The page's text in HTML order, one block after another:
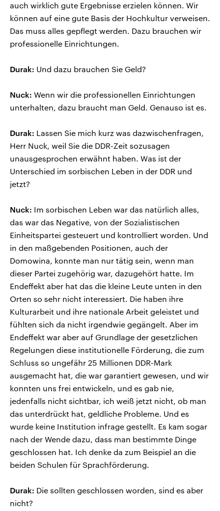
auch wirklich gute Ergebnisse erzielen können. Wir
können auf eine gute Basis der Hochkultur verweisen.
Das muss alles gepflegt werden. Dazu brauchen wir
professionelle Einrichtungen.
Durak: Und dazu brauchen Sie Geld?
Nuck: Wenn wir die professionellen Einrichtungen
unterhalten, dazu braucht man Geld. Genauso ist es.
Durak: Lassen Sie mich kurz was dazwischenfragen,
Herr Nuck, weil Sie die DDR-Zeit sozusagen
unausgesprochen erwähnt haben. Was ist der
Unterschied im sorbischen Leben in der DDR und
jetzt?
Nuck: Im sorbischen Leben war das natürlich alles,
das war das Negative, von der Sozialistischen
Einheitspartei gesteuert und kontrolliert worden. Und
in den maßgebenden Positionen, auch der
Domowina, konnte man nur tätig sein, wenn man
dieser Partei zugehörig war, dazugehört hatte. Im
Endeffekt aber hat das die kleine Leute unten in den
Orten so sehr nicht interessiert. Die haben ihre
Kulturarbeit und ihre nationale Arbeit geleistet und
fühlten sich da nicht irgendwie gegängelt. Aber im
Endeffekt war aber auf Grundlage der gesetzlichen
Regelungen diese institutionelle Förderung, die zum
Schluss so ungefähr 25 Millionen DDR-Mark
ausgemacht hat, die war garantiert gewesen, und wir
konnten uns frei entwickeln, und es gab nie,
jedenfalls nicht sichtbar, ich weiß jetzt nicht, ob man
das unterdrückt hat, geldliche Probleme. Und es
wurde keine Institution infrage gestellt. Es kam sogar
nach der Wende dazu, dass man bestimmte Dinge
geschlossen hat. Ich denke da zum Beispiel an die
beiden Schulen für Sprachförderung.
Durak: Die sollten geschlossen worden, sind es aber
nicht?